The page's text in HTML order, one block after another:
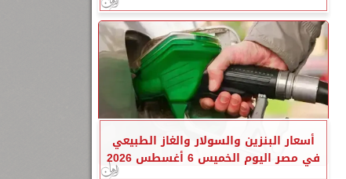
أسعار البنزين والسولار والغاز الطبيعي
في مصر اليوم الخميس 6 أغسطس 2026